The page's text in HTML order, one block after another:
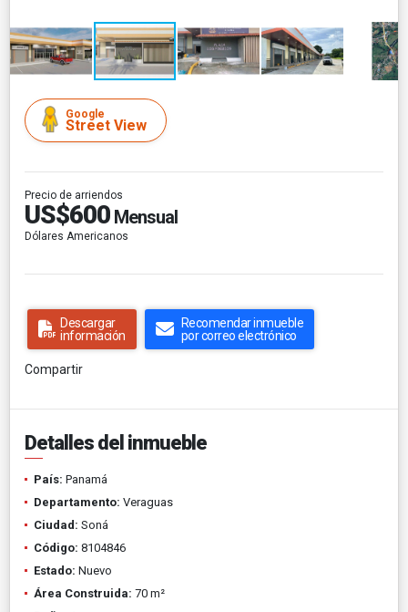
Google
Street View
Precio de arriendos
US$600 Mensual
Dólares Americanos
Descargar
información
Recomendar inmueble
por correo electrónico
Compartir
Detalles del inmueble
País: Panamá
Departamento: Veraguas
Ciudad: Soná
Código: 8104846
Estado: Nuevo
Área Construida: 70 m²